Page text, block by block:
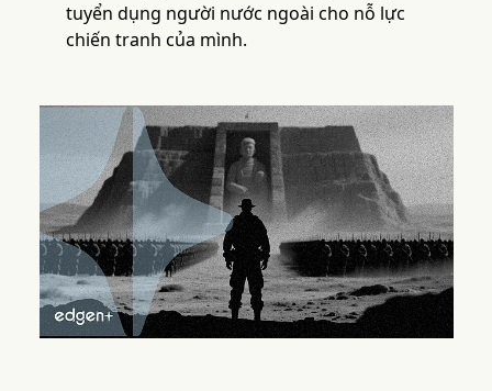
tuyển dụng người nước ngoài cho nỗ lực
chiến tranh của mình.